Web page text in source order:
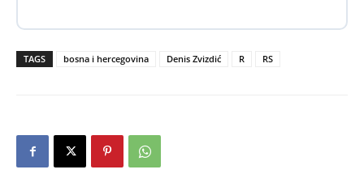
TAGS bosna i hercegovina Denis Zvizdić R RS